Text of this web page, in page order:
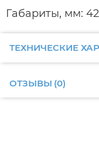
Габариты, мм:
ТЕХНИЧЕСКИЕ
ОТЗЫВЫ (0)